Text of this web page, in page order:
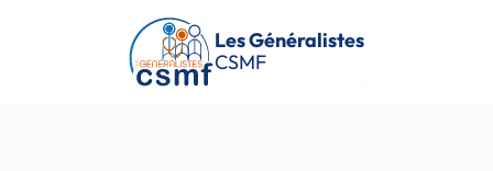
Passer au contenu principal
Les Généralistes
CSMF